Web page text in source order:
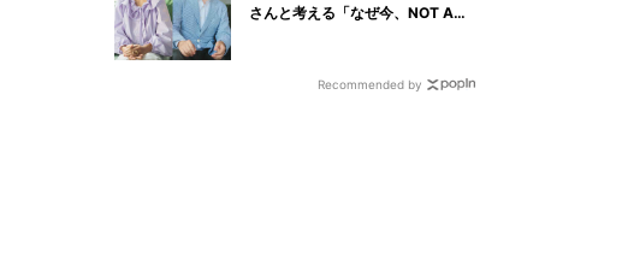
さんと考える「なぜ今、NOT A
Recommended by